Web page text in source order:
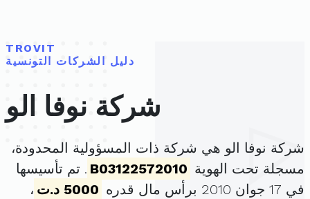
TROVIT
دليل الشركات التونسية
شركة نوفا الو
شركة نوفا الو هي شركة ذات المسؤولية المحدودة،
مسجلة تحت الهوية B03122572010 . تم تأسيسها
في 17 جوان 2010 برأس مال قدره
5000 د.ت
،